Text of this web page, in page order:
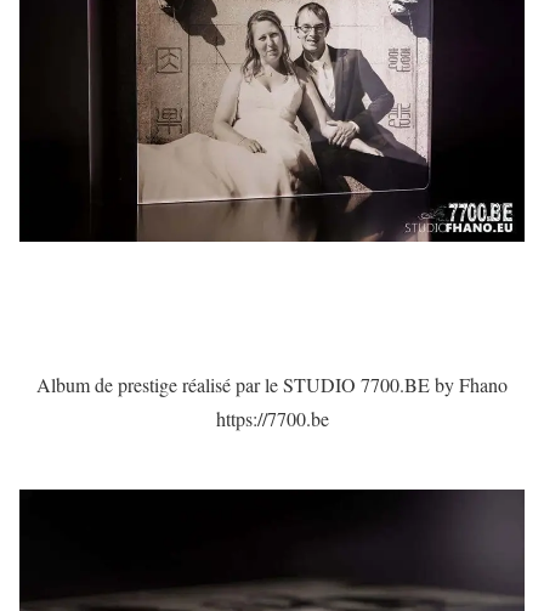
Album de prestige réalisé par le STUDIO 7700.BE by Fhano
https://7700.be